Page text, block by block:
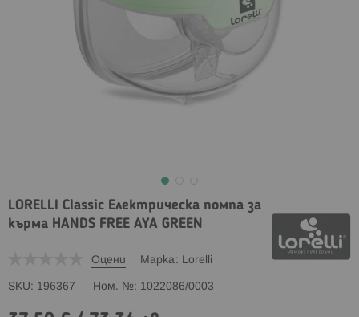
LORELLI Classic Електрическа помпа за
кърма HANDS FREE AYA GREEN
Оцени Марка Lorelli
SKU 196367 Ном. № 1022086/0003